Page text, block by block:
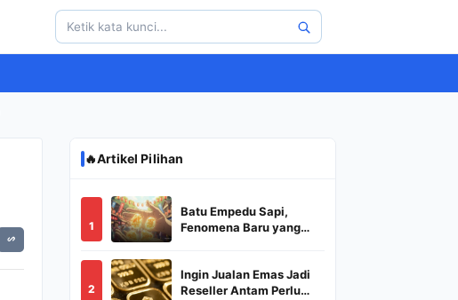
🔥Artikel Pilihan
1
Batu Empedu Sapi,
Fenomena Baru yang
2
Ingin Jualan Emas Jadi
Reseller Antam Perlu